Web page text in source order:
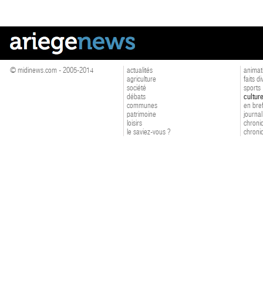
© midinews.com - 2005-2014
actualités
agriculture
société
débats
communes
patrimoine
loisirs
le saviez-vous ?
faits
sports
culture
en bref